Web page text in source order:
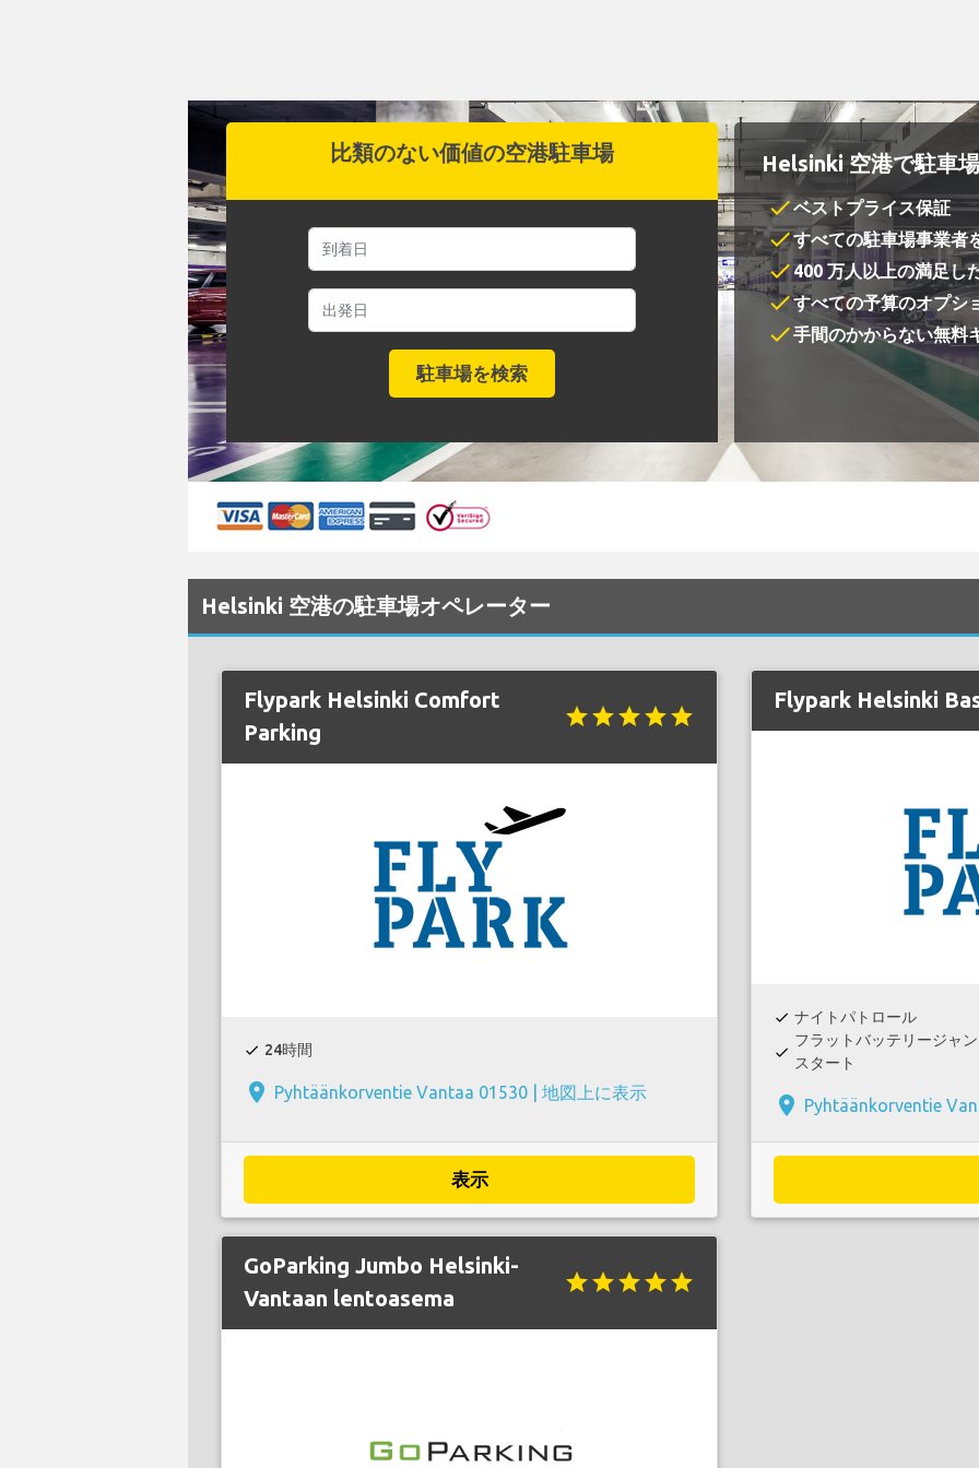
比類のない価値の空港駐車場 Helsinki 空港で駐車
checkベストプライス保証
checkすべての駐車場事業者
check400 万人以上の満足し
checkすべての予算のオプシ
check手間のかからない無料
Helsinki 空港の駐車場オペレーター
Flypark Helsinki Comfort
Parking
starstarstarstarstar
check 24時間
place Pyhtäänkorventie Vantaa 01530 | 地図上に表示
表示
Flypark Helsinki
check ナイトパトロール
check
フラットバッテリージャ
スタート
place Pyhtäänkorventie
GoParking Jumbo Helsinki-
Vantaan lentoasema
starstarstarstarstar